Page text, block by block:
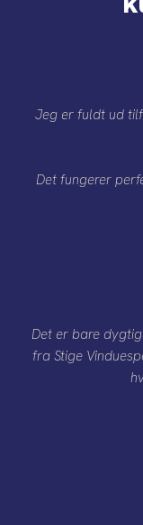
Jeg er fuldt ud
Det fungerer
Det er bare
fra Stige